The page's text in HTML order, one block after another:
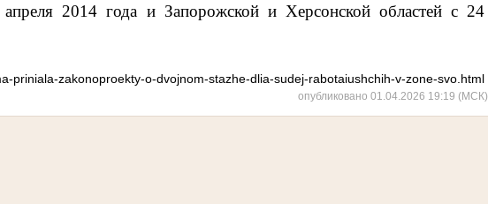
2014 года и Запорожской и Херсонской областей с 24
priniala-zakonoproekty-o-dvojnom-stazhe-dlia-sudej-rabotaiushchih-v-zone-svo.html
опубликовано 01.04.2026 19:19 (МСК)